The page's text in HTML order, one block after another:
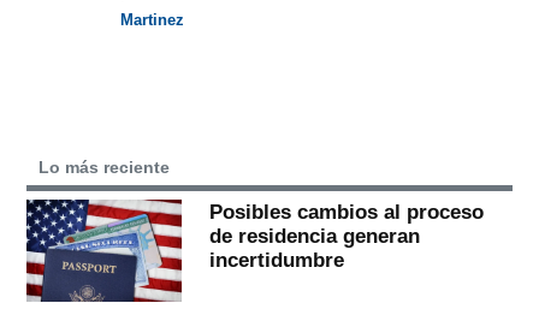
Martinez
Lo más reciente
Posibles cambios al proceso
de residencia generan
incertidumbre